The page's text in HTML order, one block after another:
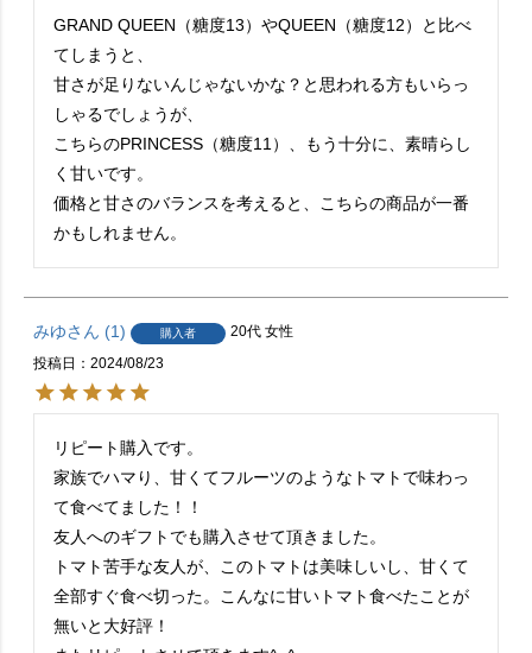
GRAND QUEEN（糖度13）やQUEEN（糖度12）と比べ
てしまうと、
甘さが足りないんじゃないかな？と思われる方もいらっ
しゃるでしょうが、
こちらのPRINCESS（糖度11）、もう十分に、素晴らし
く甘いです。
価格と甘さのバランスを考えると、こちらの商品が一番
かもしれません。
みゆ 1 購入者 20代 女性
投稿日
2024/08/23
リピート購入です。
家族でハマり、甘くてフルーツのようなトマトで味わっ
て食べてました！！
友人へのギフトでも購入させて頂きました。
トマト苦手な友人が、このトマトは美味しいし、甘くて
全部すぐ食べ切った。こんなに甘いトマト食べたことが
無いと大好評！